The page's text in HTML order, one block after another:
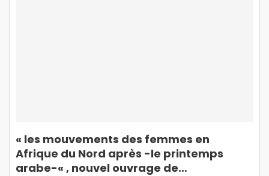
« les mouvements des femmes en
Afrique du Nord après -le printemps
arabe-« , nouvel ouvrage de…